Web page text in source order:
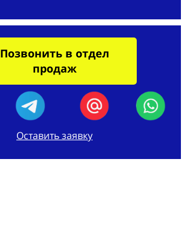
Позвонить в отдел
продаж
Оставить заявку